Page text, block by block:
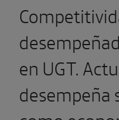
en UGT.
desempeña